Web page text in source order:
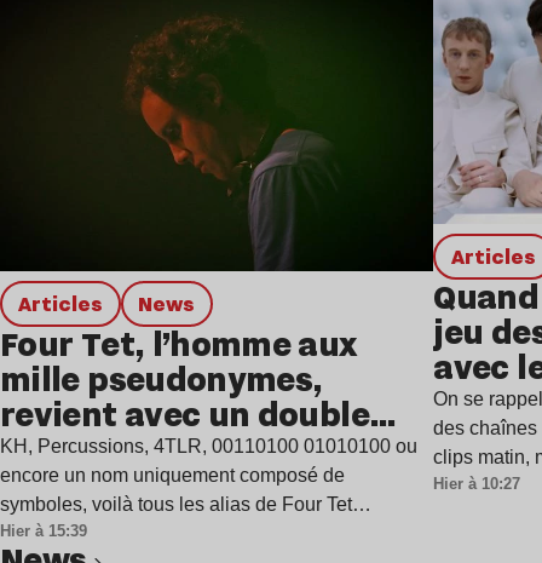
Articles news
Four Tet, l’homme aux
mille pseudonymes,
revient avec un double
single
KH, Percussions, 4TLR, 00110100 01010100 ou
encore un nom uniquement composé de
symboles, voilà tous les alias de Four Tet…
Hier à 15:39
Articles
jeu
avec
On se
des
clips matin,
Hier à 10:27